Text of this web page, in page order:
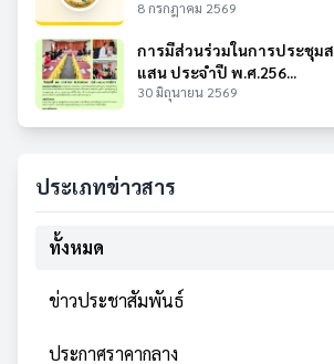
8 กรกฎาคม 2569
การมีส่วนร่วมในการประชุมส
แสน ประจำปี พ.ศ.256...
30 มิถุนายน 2569
ประเภทข่าวสาร
ทั้งหมด
ข่าวประชาสัมพันธ์
ประกาศราคากลาง